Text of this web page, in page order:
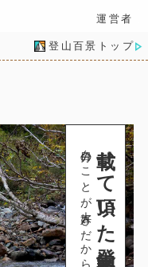
運営者
登山百景トップ
載せて頂いた登山記事
自分のことが大好きだから